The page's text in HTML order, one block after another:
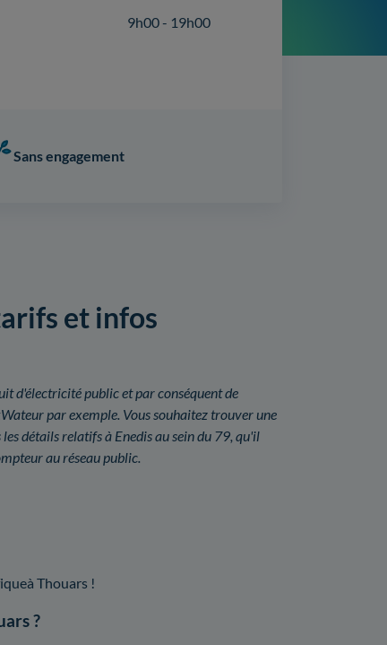
9h00 - 19h00
Sans engagement
et infos
d'électricité public et par conséquent de
par exemple. Vous souhaitez trouver une
détails relatifs à Enedis au sein du 79, qu'il
au réseau public.
Thouars !
?